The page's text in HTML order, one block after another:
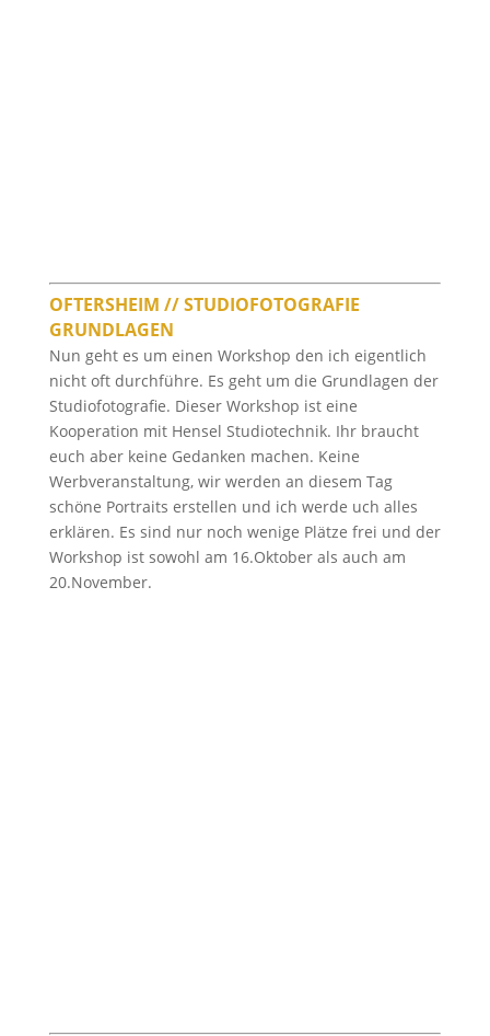
OFTERSHEIM // STUDIOFOTOGRAFIE
GRUNDLAGEN
Nun geht es um einen Workshop den ich eigentlich
nicht oft durchführe. Es geht um die Grundlagen der
Studiofotografie. Dieser Workshop ist eine
Kooperation mit Hensel Studiotechnik. Ihr braucht
euch aber keine Gedanken machen. Keine
Werbveranstaltung, wir werden an diesem Tag
schöne Portraits erstellen und ich werde uch alles
erklären. Es sind nur noch wenige Plätze frei und der
Workshop ist sowohl am 16.Oktober als auch am
20.November.